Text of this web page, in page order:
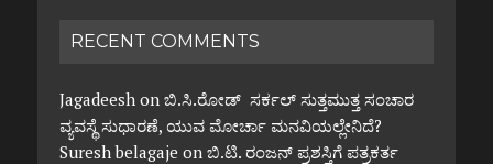
RECENT COMMENTS
Jagadeeshon ಬಿ.ಸಿ.ರೋಡ್ ಸರ್ಕಲ್ ಸುತ್ತಮುತ್ತ ಸಂಚಾರ
ವ್ಯವಸ್ಥೆ ಸುಧಾರಣೆ, ಯುವ ಮೋರ್ಚಾ ಮನವಿಯಲ್ಲೇನಿದೆ?
Suresh belagaje on ಬಿ.ಟಿ. ರಂಜನ್ ಪ್ರಶಸ್ತಿಗೆ ಪತ್ರಕರ್ತ